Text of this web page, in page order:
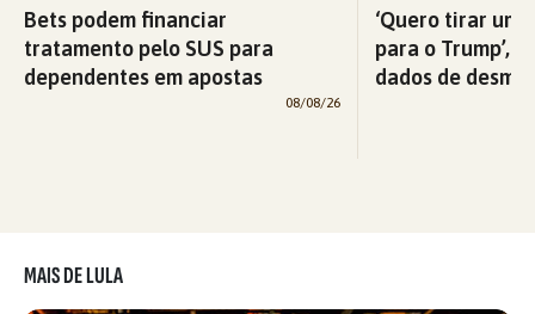
Bets podem financiar
tratamento pelo SUS para
dependentes em apostas
08/08/26
‘Quero tirar
para o Trump’,
dados de
MAIS DE LULA